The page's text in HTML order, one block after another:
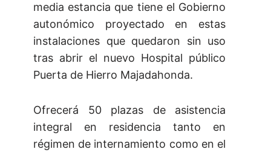
media estancia que tiene el Gobierno
autonómico proyectado en estas
instalaciones que quedaron sin uso
tras abrir el nuevo Hospital público
Puerta de Hierro Majadahonda.
Ofrecerá 50 plazas de asistencia
integral en residencia tanto en
régimen de internamiento como en el